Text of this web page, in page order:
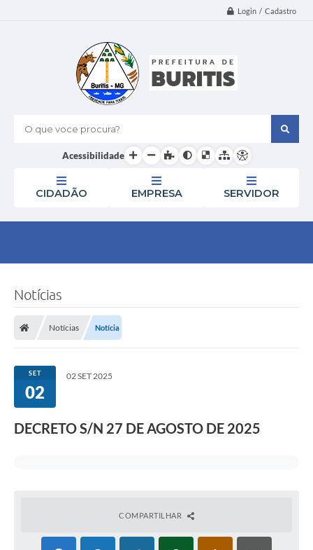
Login / Cadastro
O que voce procura?
Acessibilidade
CIDADÃO EMPRESA SERVIDOR
Notícias
Notícias Notícia
SET
02
02 SET 2025
DECRETO S/N 27 DE AGOSTO DE 2025
COMPARTILHAR